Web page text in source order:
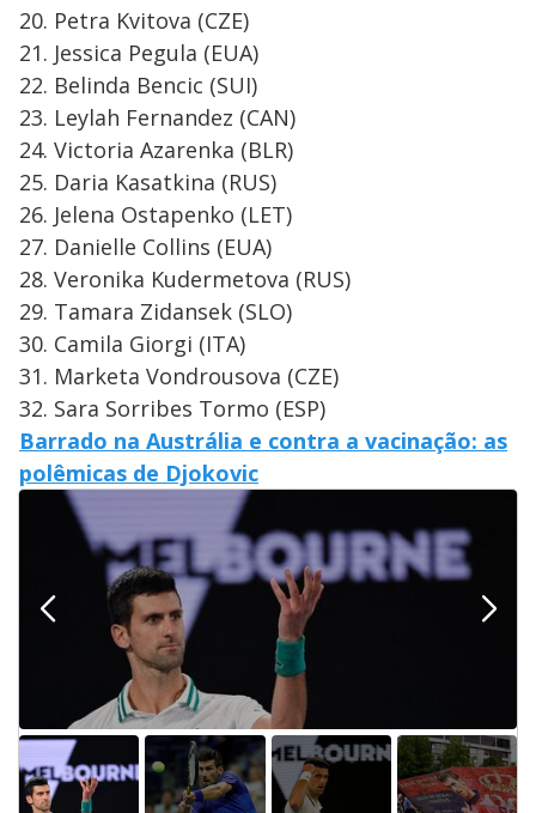
20. Petra Kvitova (CZE)
21. Jessica Pegula (EUA)
22. Belinda Bencic (SUI)
23. Leylah Fernandez (CAN)
24. Victoria Azarenka (BLR)
25. Daria Kasatkina (RUS)
26. Jelena Ostapenko (LET)
27. Danielle Collins (EUA)
28. Veronika Kudermetova (RUS)
29. Tamara Zidansek (SLO)
30. Camila Giorgi (ITA)
31. Marketa Vondrousova (CZE)
32. Sara Sorribes Tormo (ESP)
Barrado na Austrália e contra a vacinação: as
polêmicas de Djokovic